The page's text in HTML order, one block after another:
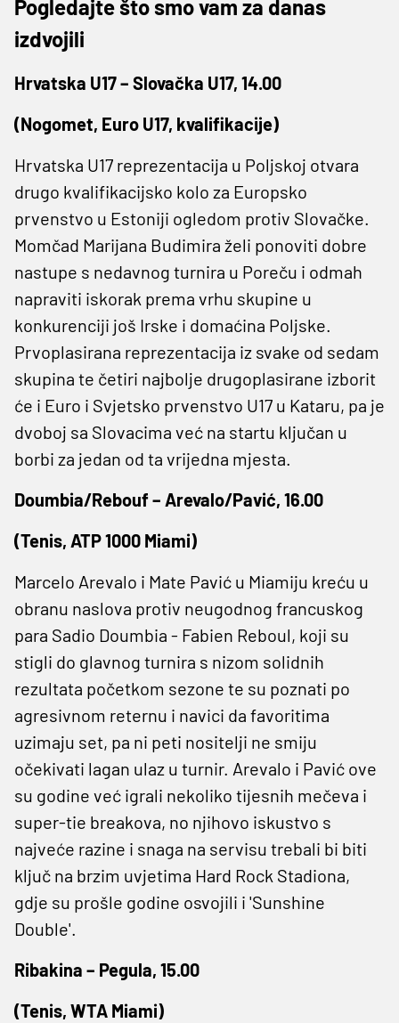
Pogledajte što smo vam za danas
izdvojili
Hrvatska U17 – Slovačka U17, 14.00
(Nogomet, Euro U17, kvalifikacije)
Hrvatska U17 reprezentacija u Poljskoj otvara
drugo kvalifikacijsko kolo za Europsko
prvenstvo u Estoniji ogledom protiv Slovačke.
Momčad Marijana Budimira želi ponoviti dobre
nastupe s nedavnog turnira u Poreču i odmah
napraviti iskorak prema vrhu skupine u
konkurenciji još Irske i domaćina Poljske.
Prvoplasirana reprezentacija iz svake od sedam
skupina te četiri najbolje drugoplasirane izborit
će i Euro i Svjetsko prvenstvo U17 u Kataru, pa je
dvoboj sa Slovacima već na startu ključan u
borbi za jedan od ta vrijedna mjesta.
Doumbia/Rebouf – Arevalo/Pavić, 16.00
(Tenis, ATP 1000 Miami)
Marcelo Arevalo i Mate Pavić u Miamiju kreću u
obranu naslova protiv neugodnog francuskog
para Sadio Doumbia - Fabien Reboul, koji su
stigli do glavnog turnira s nizom solidnih
rezultata početkom sezone te su poznati po
agresivnom reternu i navici da favoritima
uzimaju set, pa ni peti nositelji ne smiju
očekivati lagan ulaz u turnir. Arevalo i Pavić ove
su godine već igrali nekoliko tijesnih mečeva i
super-tie breakova, no njihovo iskustvo s
najveće razine i snaga na servisu trebali bi biti
ključ na brzim uvjetima Hard Rock Stadiona,
gdje su prošle godine osvojili i 'Sunshine
Double'.
Ribakina – Pegula, 15.00
(Tenis, WTA Miami)